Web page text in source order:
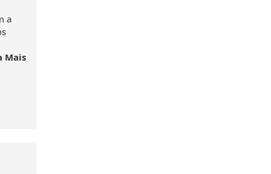
a
Mais